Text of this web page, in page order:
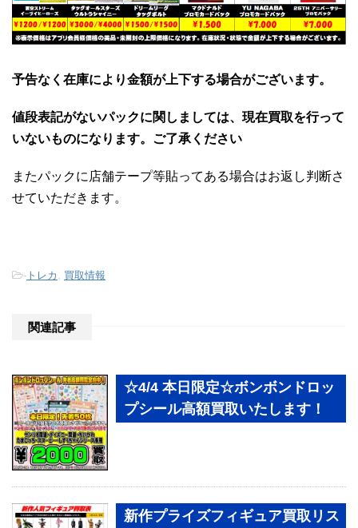
予告なく在庫により金額が上下する場合がございます。
値段表記がないパックに関しましては、現在買取を行って
いないものになります。ご了承ください
またパックに店舗テープ等貼ってある場合はお返し判断さ
せていただきます。
- トレカ 買取情報
関連記事
☆4/4 本日限定☆ボンボンドロッ
プシール高額買取いたします！
新作プライズフィギュア買取リス